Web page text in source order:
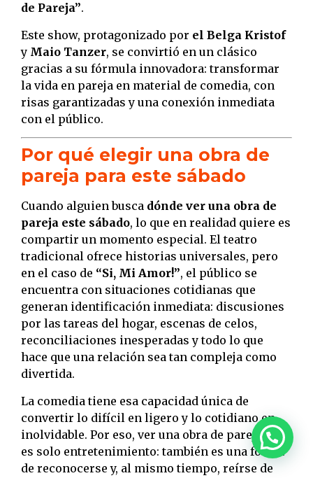
de Pareja”.
Este show, protagonizado por el Belga Kristof
y Maio Tanzer, se convirtió en un clásico
gracias a su fórmula innovadora: transformar
la vida en pareja en material de comedia, con
risas garantizadas y una conexión inmediata
con el público.
Por qué elegir una obra de
pareja para este sábado
Cuando alguien busca dónde ver una obra de
pareja este sábado, lo que en realidad quiere es
compartir un momento especial. El teatro
tradicional ofrece historias universales, pero
en el caso de “Si, Mi Amor!”, el público se
encuentra con situaciones cotidianas que
generan identificación inmediata: discusiones
por las tareas del hogar, escenas de celos,
reconciliaciones inesperadas y todo lo que
hace que una relación sea tan compleja como
divertida.
La comedia tiene esa capacidad única de
convertir lo difícil en ligero y lo cotidiano en
inolvidable. Por eso, ver una obra de pareja no
es solo entretenimiento: también es una forma
de reconocerse y, al mismo tiempo, reírse de